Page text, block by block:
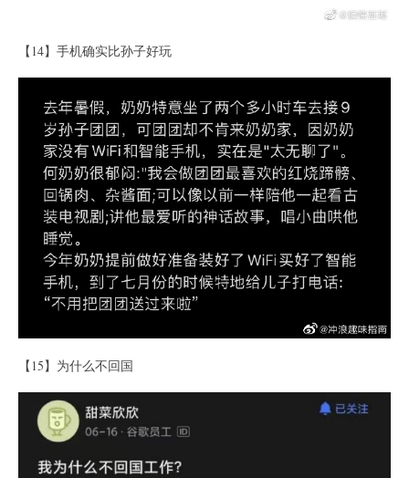
【14】手机确实比孙子好玩
【15】为什么不回国